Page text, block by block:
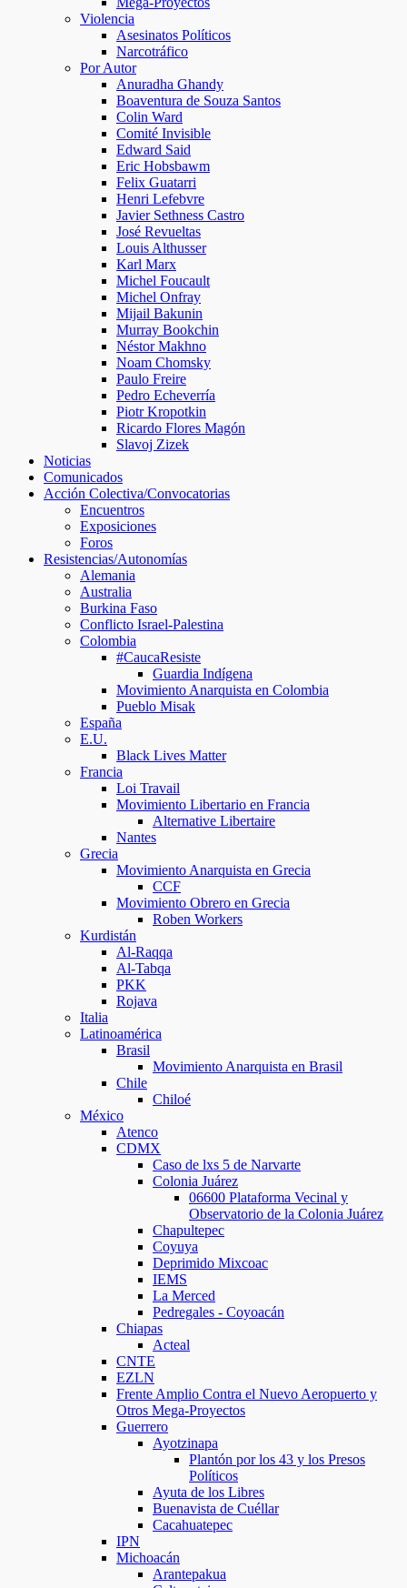
Violencia
Asesinatos Políticos
Narcotráfico
Por Autor
Anuradha Ghandy
Boaventura de Souza Santos
Colin Ward
Comité Invisible
Edward Said
Eric Hobsbawm
Felix Guatarri
Henri Lefebvre
Javier Sethness Castro
José Revueltas
Louis Althusser
Karl Marx
Michel Foucault
Michel Onfray
Mijail Bakunin
Murray Bookchin
Néstor Makhno
Noam Chomsky
Paulo Freire
Pedro Echeverría
Piotr Kropotkin
Ricardo Flores Magón
Slavoj Zizek
Noticias
Comunicados
Acción Colectiva/Convocatorias
Encuentros
Exposiciones
Foros
Resistencias/Autonomías
Alemania
Australia
Burkina Faso
Conflicto Israel-Palestina
Colombia
#CaucaResiste
Guardia Indígena
Movimiento Anarquista en Colombia
Pueblo Misak
España
E.U.
Black Lives Matter
Francia
Loi Travail
Movimiento Libertario en Francia
Alternative Libertaire
Nantes
Grecia
Movimiento Anarquista en Grecia
CCF
Movimiento Obrero en Grecia
Roben Workers
Kurdistán
Al-Raqqa
Al-Tabqa
PKK
Rojava
Italia
Latinoamérica
Brasil
Movimiento Anarquista en Brasil
Chile
Chiloé
México
Atenco
CDMX
Caso de lxs 5 de Narvarte
Colonia Juárez
06600 Plataforma Vecinal y
Observatorio de la Colonia Juárez
Chapultepec
Coyuya
Deprimido Mixcoac
IEMS
La Merced
Pedregales - Coyoacán
Chiapas
Acteal
CNTE
EZLN
Frente Amplio Contra el Nuevo Aeropuerto y
Otros Mega-Proyectos
Guerrero
Ayotzinapa
Plantón por los 43 y los Presos
Políticos
Ayuta de los Libres
Buenavista de Cuéllar
Cacahuatepec
IPN
Michoacán
Arantepakua